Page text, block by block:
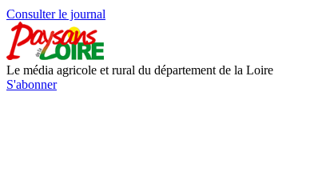
Consulter le journal
Le média agricole et rural du département de la Loire
S'abonner